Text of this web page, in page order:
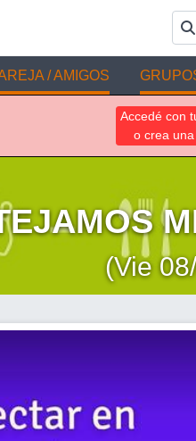
/ AMIGOS
Accedé con
o crea una
(Vie